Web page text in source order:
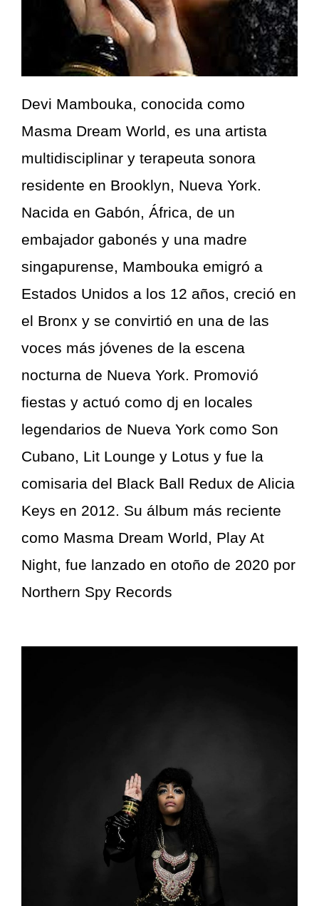
Devi Mambouka, conocida como
Masma Dream World, es una artista
multidisciplinar y terapeuta sonora
residente en Brooklyn, Nueva York.
Nacida en Gabón, África, de un
embajador gabonés y una madre
singapurense, Mambouka emigró a
Estados Unidos a los 12 años, creció en
el Bronx y se convirtió en una de las
voces más jóvenes de la escena
nocturna de Nueva York. Promovió
fiestas y actuó como dj en locales
legendarios de Nueva York como Son
Cubano, Lit Lounge y Lotus y fue la
comisaria del Black Ball Redux de Alicia
Keys en 2012. Su álbum más reciente
como Masma Dream World, Play At
Night, fue lanzado en otoño de 2020 por
Northern Spy Records